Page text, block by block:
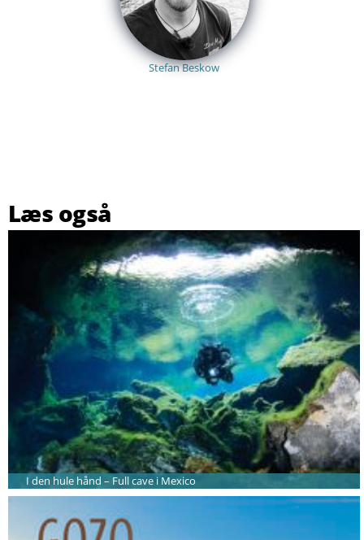
Stefan Beskow
Læs også
I den hule hånd – Full cave i Mexico